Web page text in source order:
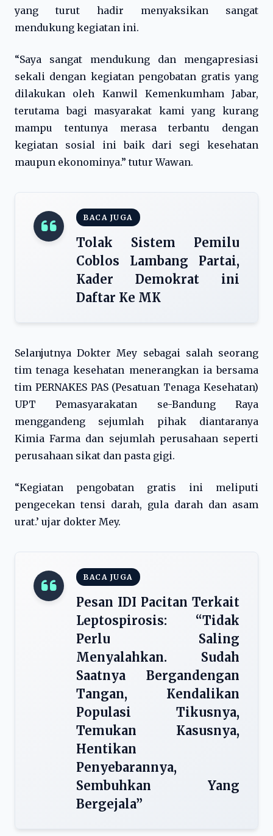
yang turut hadir menyaksikan sangat
mendukung kegiatan ini.
“Saya sangat mendukung dan mengapresiasi
sekali dengan kegiatan pengobatan gratis yang
dilakukan oleh Kanwil Kemenkumham Jabar,
terutama bagi masyarakat kami yang kurang
mampu tentunya merasa terbantu dengan
kegiatan sosial ini baik dari segi kesehatan
maupun ekonominya.” tutur Wawan.
BACA JUGA
Tolak Sistem Pemilu
Coblos Lambang Partai,
Kader Demokrat ini
Daftar Ke MK
Selanjutnya Dokter Mey sebagai salah seorang
tim tenaga kesehatan menerangkan ia bersama
tim PERNAKES PAS (Pesatuan Tenaga Kesehatan)
UPT Pemasyarakatan se-Bandung Raya
menggandeng sejumlah pihak diantaranya
Kimia Farma dan sejumlah perusahaan seperti
perusahaan sikat dan pasta gigi.
“Kegiatan pengobatan gratis ini meliputi
pengecekan tensi darah, gula darah dan asam
urat.’ ujar dokter Mey.
BACA JUGA
Pesan IDI Pacitan Terkait
Leptospirosis: “Tidak
Perlu Saling
Menyalahkan. Sudah
Saatnya Bergandengan
Tangan, Kendalikan
Populasi Tikusnya,
Temukan Kasusnya,
Hentikan
Penyebarannya,
Sembuhkan Yang
Bergejala”